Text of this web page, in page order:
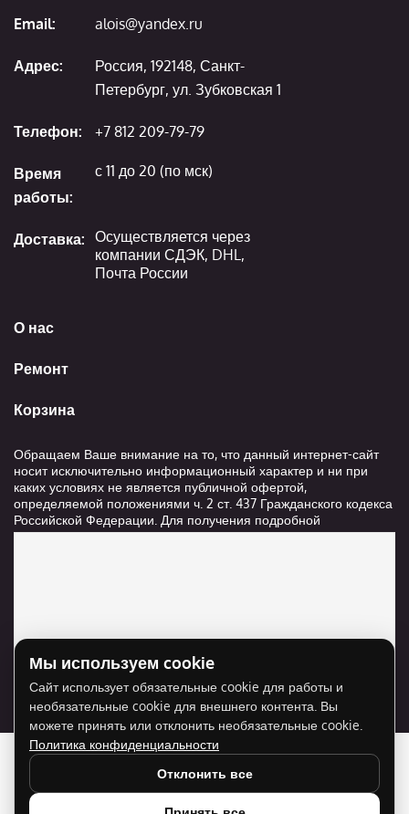
О нас
Ремонт
Корзина
Email: alois@yandex.ru
Адрес:
Россия, 192148, Санкт-
Петербург, ул. Зубковская 1
Телефон: +7 812 209-79-79
Время
работы:
с 11 до 20 (по мск)
Доставка: Осуществляется через
компании СДЭК, DHL,
Почта России
Обращаем Ваше внимание на то, что данный интернет-сайт
носит исключительно информационный характер и ни при
каких условиях не является публичной офертой,
определяемой положениями ч. 2 ст. 437 Гражданского кодекса
Российской Федерации. Для получения подробной
информации о стоимости и сроках выполнения услуг,
Для отображения карты нужно разрешить
использование cookie для внешнего контента.
Разрешить cookie
Мы используем cookie
Сайт использует обязательные cookie для работы и
необязательные cookie для внешнего контента. Вы
можете принять или отклонить необязательные cookie.
Политика конфиденциальности
Отклонить все